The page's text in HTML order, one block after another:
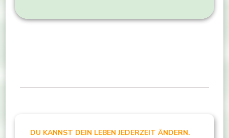
DU KANNST DEIN LEBEN JEDERZEIT ÄNDERN.